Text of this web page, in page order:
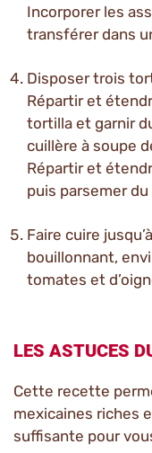
Incorporer les
transférer dans
Disposer trois
Répartir et
tortilla et garnir
cuillère à soupe
Répartir et
puis parsemer
Faire cuire
bouillonnant,
tomates et
LES ASTUCES
Cette recette
mexicaines riches
suffisante pour